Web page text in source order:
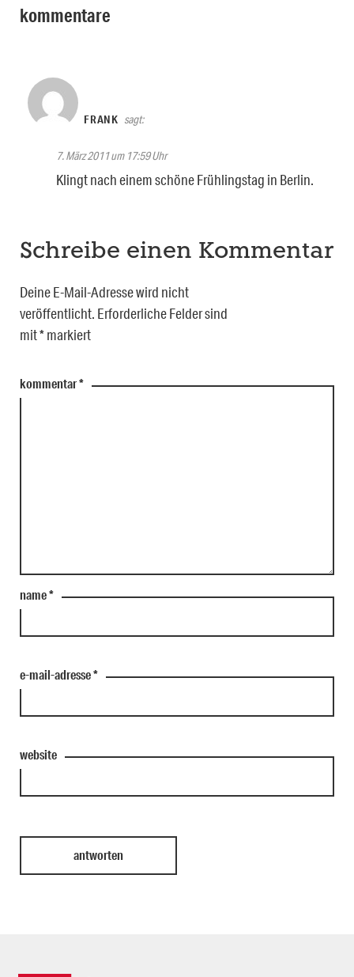
kommentare
FRANK sagt:
7. März 2011 um 17:59 Uhr
Klingt nach einem schöne Frühlingstag in Berlin.
Schreibe einen Kommentar
Deine E-Mail-Adresse wird nicht
veröffentlicht. Erforderliche Felder sind
mit*markiert
kommentar*
name*
e-mail-adresse*
website